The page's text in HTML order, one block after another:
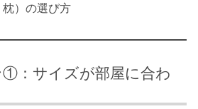
）の選び方
①：サイズが部屋に合わ